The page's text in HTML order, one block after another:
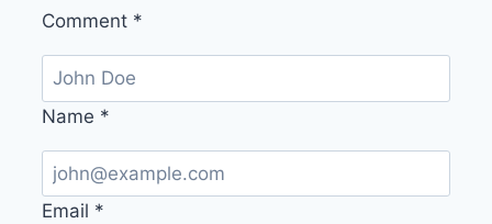
Comment *
Name *
Email *